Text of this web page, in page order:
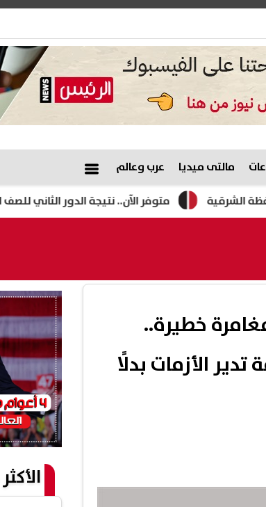
مالتى ميديا عرب وعالم
متوفر الآن.. نتيجة الدور الثاني للصف الثالث الإعدادي 2026
خطيرة..
الأزمات بدلًا